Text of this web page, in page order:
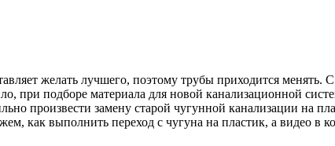
желать лучшего, поэтому трубы приходится менять.
при подборе материала для новой канализационной
произвести замену старой чугунной канализации на
как выполнить переход с чугуна на пластик, а видео в